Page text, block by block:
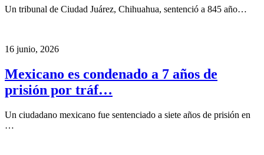
Un tribunal de Ciudad Juárez, Chihuahua, sentenció a 845 año…
16 junio, 2026
Mexicano es condenado a 7 años de
prisión por tráf…
Un ciudadano mexicano fue sentenciado a siete años de prisión en
…